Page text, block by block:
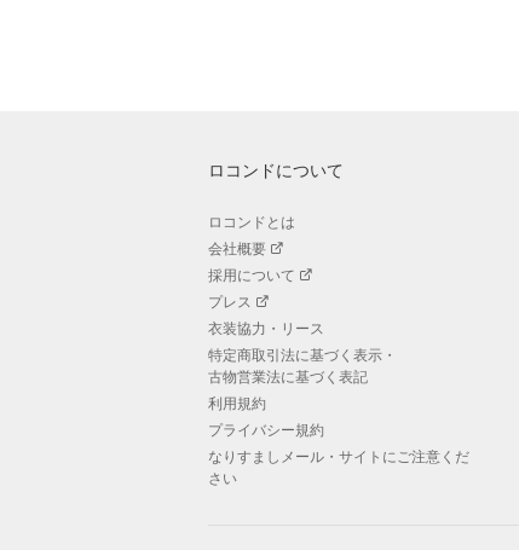
ロコンドについて
ロコンドとは
会社概要
採用について
プレス
衣装協力・リース
特定商取引法に基づく表示・
古物営業法に基づく表記
利用規約
プライバシー規約
なりすましメール・サイトにご注意くだ
さい